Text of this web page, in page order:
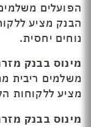
הבנק מציע
נוחים יחסית.
מינוס בבנק
מציע ללקוחות
מינוס בבנק